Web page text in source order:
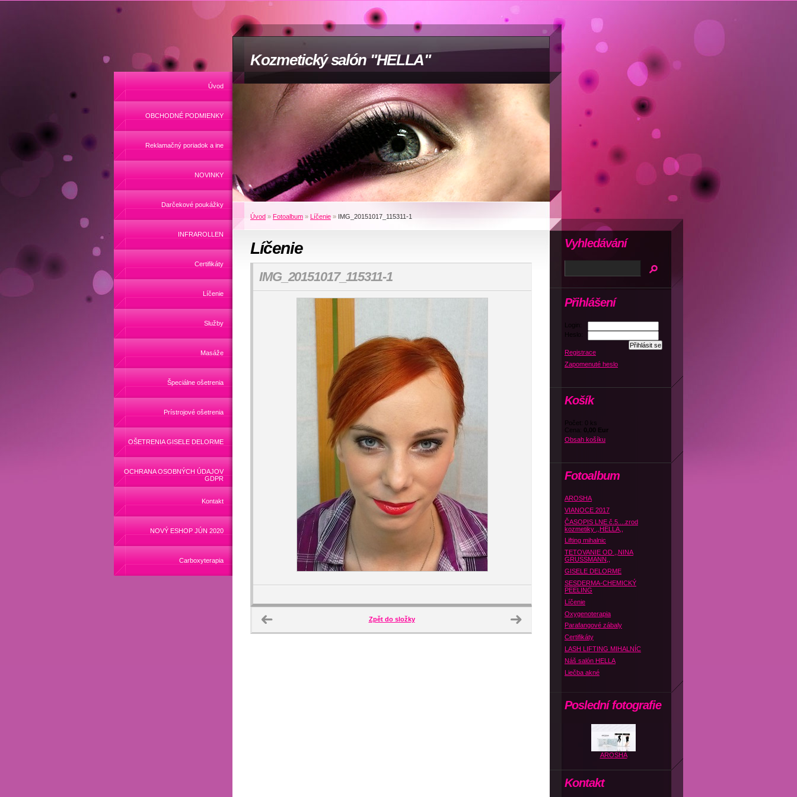
Kozmetický salón "HELLA"
Úvod
OBCHODNÉ PODMIENKY
Reklamačný poriadok a ine
NOVINKY
Darčekové poukážky
INFRAROLLEN
Certifikáty
Líčenie
Služby
Masáže
Špeciálne ošetrenia
Prístrojové ošetrenia
OŠETRENIA GISELE DELORME
OCHRANA OSOBNÝCH ÚDAJOV
GDPR
Kontakt
NOVÝ ESHOP JÚN 2020
Carboxyterapia
Úvod » Fotoalbum » Líčenie » IMG_20151017_115311-1
Líčenie
IMG_20151017_115311-1
Zpět do složky
Přihlášení
Login:
Heslo:
Registrace
Zapomenuté heslo
Košík
Počet: 0 ks
Cena: 0,00 Eur
Obsah košíku
Fotoalbum
AROSHA
VIANOCE 2017
ČASOPIS LNE č.5....zrod
kozmetiky ,,HELLA,,
Lifting mihalnic
TETOVANIE OD ,,NINA
GRUSSMANN,,
GISELE DELORME
SESDERMA-CHEMICKÝ
PEELING
Líčenie
Oxygenoterapia
Parafangové zábaly
Certifikáty
LASH LIFTING MIHALNÍC
Náš salón HELLA
Liečba akné
Poslední fotografie
AROSHA
Kontakt
Vyhledávání